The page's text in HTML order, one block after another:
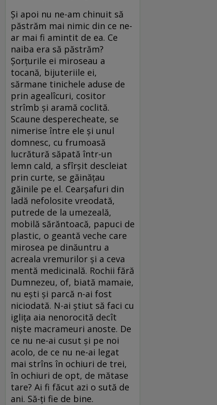
Și apoi nu ne-am chinuit să
păstrăm mai nimic din ce ne-
ar mai fi amintit de ea. Ce
naiba era să păstrăm?
Șorțurile ei miroseau a
tocană, bijuteriile ei,
sărmane tinichele aduse de
prin agealîcuri, cositor
strîmb și aramă coclită.
Scaune desperecheate, se
nimerise între ele și unul
domnesc, cu frumoasă
lucrătură săpată într-un
lemn cald, a sfîrșit descleiat
prin curte, se găinățau
găinile pe el. Cearșafuri din
ladă nefolosite vreodată,
putrede de la umezeală,
mobilă sărăntoacă, papuci de
plastic, o geantă veche care
mirosea pe dinăuntru a
acreala vremurilor și a ceva
mentă medicinală. Rochii fără
Dumnezeu, of, biată mamaie,
nu ești și parcă n-ai fost
niciodată. N-ai știut să faci cu
iglița aia nenorocită decît
niște macrameuri anoste. De
ce nu ne-ai cusut și pe noi
acolo, de ce nu ne-ai legat
mai strîns în ochiuri de trei,
în ochiuri de opt, de mătase
tare? Ai fi făcut azi o sută de
ani. Să-ți fie de bine.